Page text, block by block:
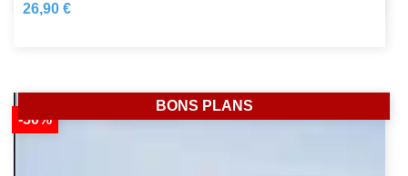
26,90 €
-50%
BONS PLANS